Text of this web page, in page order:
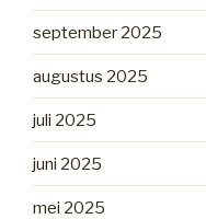
september 2025
augustus 2025
juli 2025
juni 2025
mei 2025